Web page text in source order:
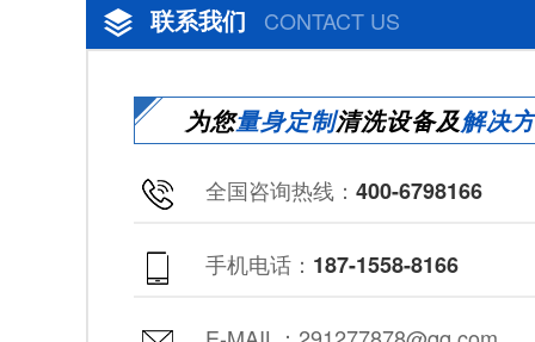
联系我们 CONTACT US
为您量身定制清洗设备及解决
全国咨询热线： 400-6798166
手机电话： 187-1558-8166